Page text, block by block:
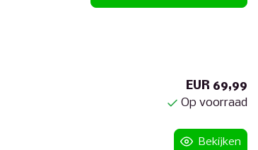
EUR 69,99
Op voorraad
Bekijken